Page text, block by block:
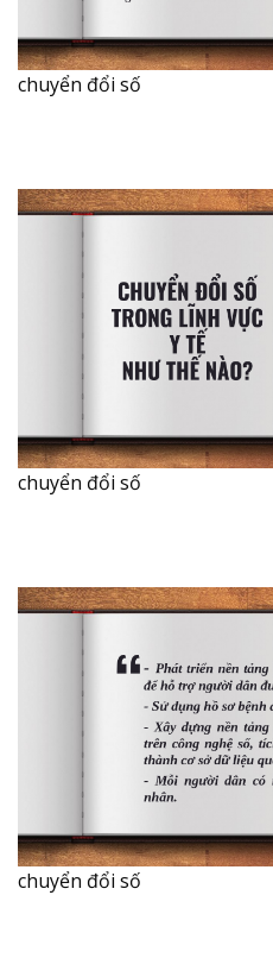
chuyển đổi số
chuyển đổi số
chuyển đổi số